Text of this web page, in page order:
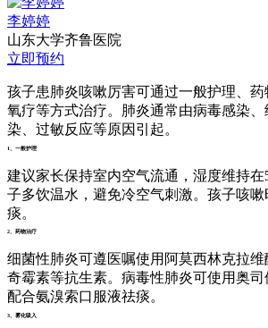
李婷婷
山东大学齐鲁医院
立即预约
孩子患肺炎咳嗽厉害可通过一般护理、药
氧疗等方式治疗。肺炎通常由病毒感染
染、过敏反应等原因引起。
1、一般护理
建议家长保持室内空气流通，湿度维持在
子多饮温水，避免冷空气刺激。孩子咳
痰。
2、药物治疗
细菌性肺炎可遵医嘱使用阿莫西林克拉
奇霉素等抗生素。病毒性肺炎可使用奥司
配合氨溴索口服液祛痰。
3、雾化吸入